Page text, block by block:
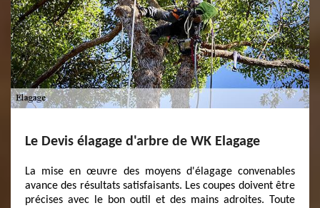
Le Devis élagage d'arbre de WK Elagage
La mise en œuvre des moyens d'élagage convenables
avance des résultats satisfaisants. Les coupes doivent être
précises avec le bon outil et des mains adroites. Toute